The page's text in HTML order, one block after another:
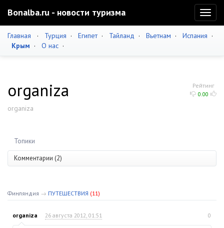
Bonalba.ru - новости туризма
Главная · Турция · Египет· Тайланд · Вьетнам · Испания ·
Крым · О нас ·
Рейтинг
0.00
organiza
organiza
Топики
Комментарии (2)
Финляндия → ПУТЕШЕСТВИЯ (11)
organiza 26 августа 2012, 01:51 0